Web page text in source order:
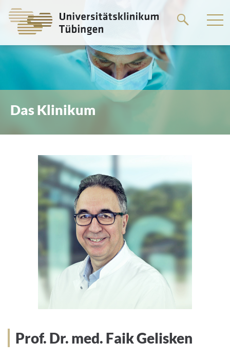
zum
Das Klinikum
Prof. Dr. med. Faik Gelisken